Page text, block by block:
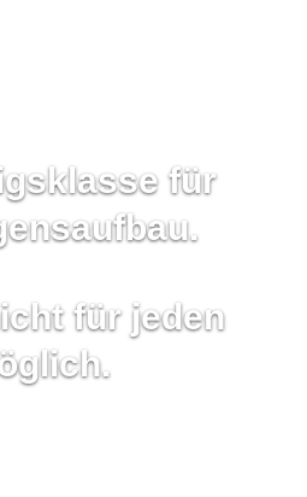
für
für jeden